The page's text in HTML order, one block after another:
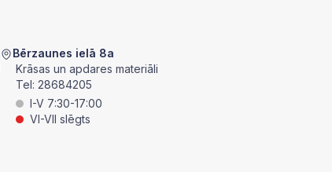
Bērzaunes ielā 8a
Krāsas un apdares materiāli
Tel: 28684205
I-V 7:30-17:00
VI-VII slēgts